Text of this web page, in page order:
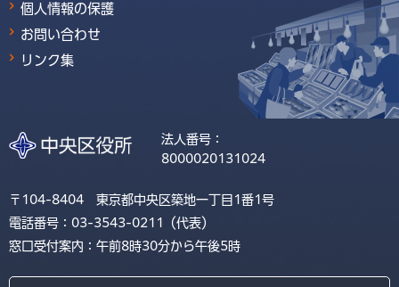
個人情報の保護
お問い合わせ
リンク集
法人番号：
8000020131024
〒104-8404 東京都中央区築地一丁目1番1号
電話番号：03-3543-0211（代表）
窓口受付案内：午前8時30分から午後5時